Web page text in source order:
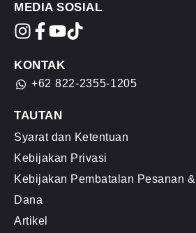
MEDIA SOSIAL
KONTAK
+62 822-2355-1205
TAUTAN
Syarat dan Ketentuan
Kebijakan Privasi
Kebijakan Pembatalan Pesanan
Dana
Artikel